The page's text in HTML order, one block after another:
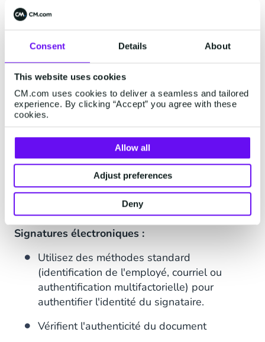
Consent Details About
This website uses cookies
CM.com uses cookies to deliver a seamless and tailored
experience. By clicking “Accept” you agree with these
cookies.
Allow all
Adjust preferences
Deny
authentifier les documents numériques. Si les
deux signatures sont juridiquement
contraignantes,
les signatures électroniques
remplacent les signatures traditionnelles
Signatures Digitales :
Utilisent des méthodes d'identification
sophistiquées basées sur des certificats
Garantissent l'intégrité des documents
Utilisent le cryptage pour vérifier la validité
des documents signés.
Nécessitent une vérification par un tiers
Signatures électroniques :
Utilisez des méthodes standard
(identification de l'employé, courriel ou
authentification multifactorielle) pour
authentifier l'identité du signataire.
Vérifient l'authenticité du document